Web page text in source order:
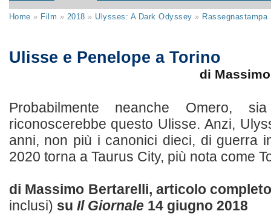
Home » Film » 2018 » Ulysses: A Dark Odyssey » Rassegnastampa
Ulisse e Penelope a Torino
di
Probabilmente neanche Omero,
riconoscerebbe questo Ulisse. Anzi,
anni, non più i canonici dieci, di guerra
2020 torna a Taurus City, più nota come
di Massimo Bertarelli, articolo
inclusi) su Il Giornale14 giugno 2018